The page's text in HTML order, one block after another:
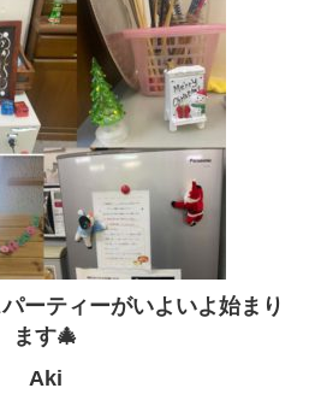
ーティーがいよいよ始まり
ます🎄
Aki